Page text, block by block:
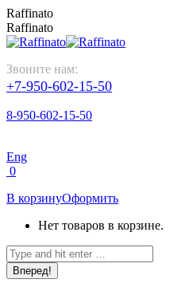
Перейти
к
содержанию
Raffinato
Raffinato
Звоните нам:
+7-950-602-15-50
8-950-602-15-50
Eng
0
В корзинуОформить
Нет товаров в корзине.
Поиск: